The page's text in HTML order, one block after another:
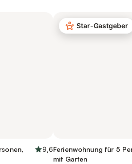
9,6
Star-Gastgeber
Ferienwohnung für 5
mit Garten